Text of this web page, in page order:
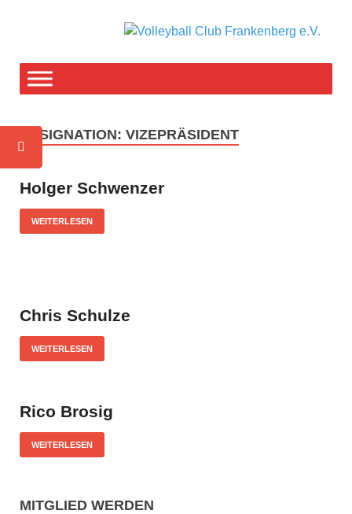
DESIGNATION: VIZEPRÄSIDENT
Holger Schwenzer
WEITERLESEN
Chris Schulze
WEITERLESEN
Rico Brosig
WEITERLESEN
MITGLIED WERDEN